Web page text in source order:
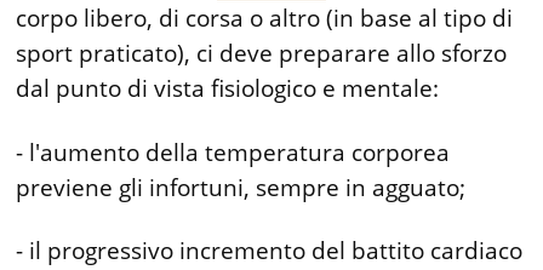
corpo libero, di corsa o altro (in base al tipo di
sport praticato), ci deve preparare allo sforzo
dal punto di vista fisiologico e mentale:
- l'aumento della temperatura corporea
previene gli infortuni, sempre in agguato;
- il progressivo incremento del battito cardiaco